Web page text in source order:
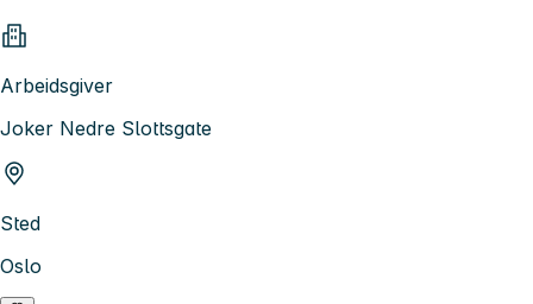
Arbeidsgiver
Joker Nedre Slottsgate
Sted
Oslo